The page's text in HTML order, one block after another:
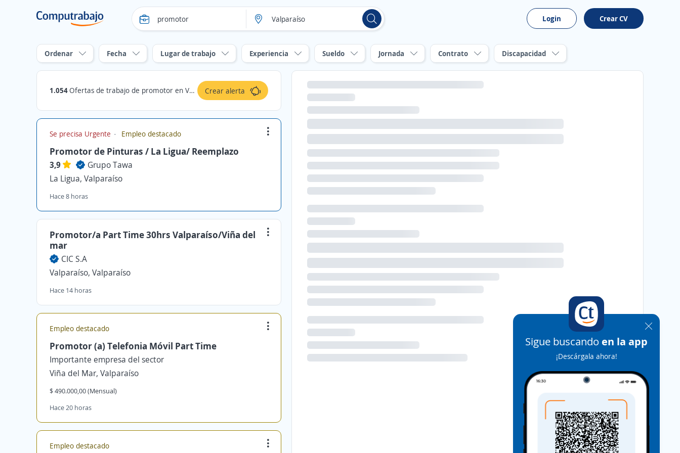
Login Crear CV
Ordenar Fecha Lugar de trabajo Experiencia Sueldo Jornada Contrato Discapacidad
1.054Ofertas de trabajo de promotor en Valparaíso Crear alerta
Se precisa Urgente Empleo destacado
Promotor de Pinturas / La Ligua/ Reemplazo
3,9
Grupo Tawa
La Ligua, Valparaíso
Hace 8 horas
Promotor/a Part Time 30hrs Valparaíso/Viña del
mar
CIC S.A
Valparaíso, Valparaíso
Hace 14 horas
Empleo destacado
Promotor (a) Telefonia Móvil Part Time
Importante empresa del sector
Viña del Mar, Valparaíso
$ 490.000,00 (Mensual)
Hace 20 horas
Empleo destacado
Sigue buscando en la app
¡Descárgala ahora!